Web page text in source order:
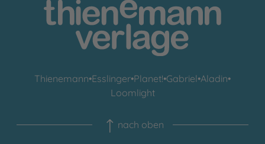
Thienemann•Esslinger•Planet!•Gabriel•Aladin•
Loomlight
nach oben